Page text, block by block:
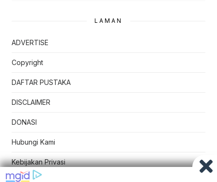
LAMAN
ADVERTISE
Copyright
DAFTAR PUSTAKA
DISCLAIMER
DONASI
Hubungi Kami
Kebijakan Privasi